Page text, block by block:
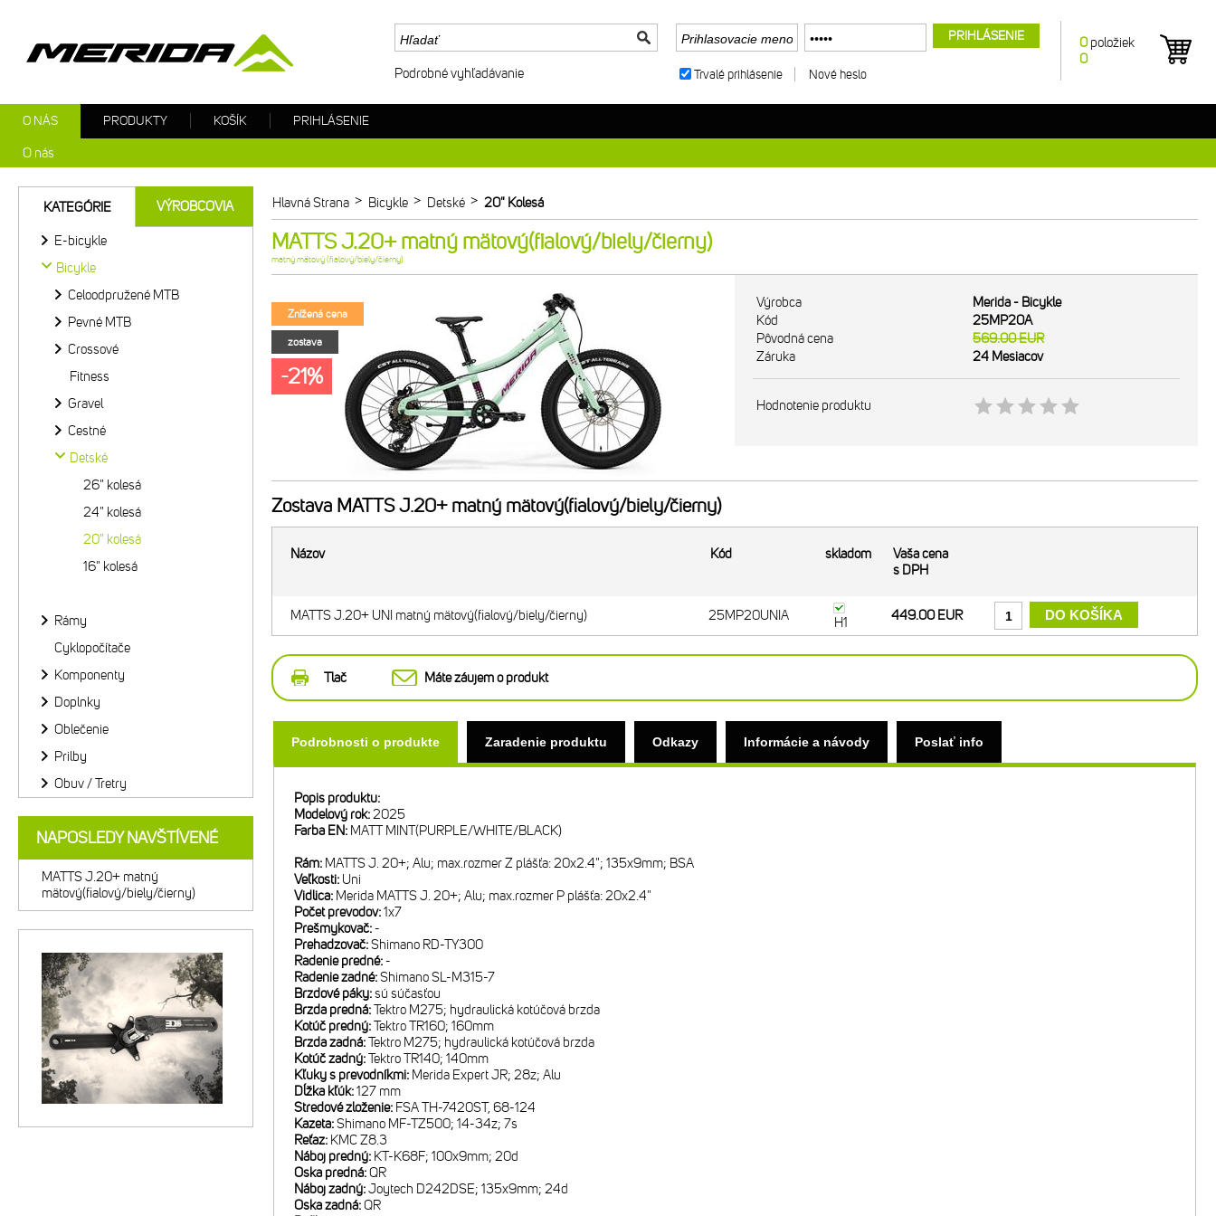
Hlavná Strana > Bicykle > Detské > 20" Kolesá
MATTS J.20+ matný mätový(fialový/biely/čierny)
matný mätový (fialový/biely/čierny)
Znížená cena
zostava
-21%
Výrobca
Merida - Bicykle
Kód
25MP20A
Pôvodná cena
569.00EUR
Záruka
24 Mesiacov
Hodnotenie produktu
Zostava MATTS J.20+ matný mätový(fialový/biely/čierny)
Názov Kód skladom
Vaša cena
s DPH
MATTS J.20+ UNI matný mätový(fialový/biely/čierny) 25MP20UNIA H1 449.00 EUR
Tlač Máte záujem o produkt
Podrobnosti o produkte Zaradenie produktu Odkazy Informácie a návody Poslať info
Popis produktu:
Modelový rok:2025
Farba EN: MATT MINT(PURPLE/WHITE/BLACK)
Rám: MATTS J. 20+; Alu; max.rozmer Z plášťa: 20x2.4"; 135x9mm; BSA
Veľkosti: Uni
Vidlica: Merida MATTS J. 20+; Alu; max.rozmer P plášťa: 20x2.4"
Počet prevodov:1x7
Prešmykovač: -
Prehadzovač:Shimano RD-TY300
Radenie predné: -
Radenie zadné:Shimano SL-M315-7
Brzdové páky:sú súčasťou
Brzda predná:Tektro M275; hydraulická kotúčová brzda
Kotúč predný:Tektro TR160; 160mm
Brzda zadná:Tektro M275; hydraulická kotúčová brzda
Kotúč zadný:Tektro TR140; 140mm
Kľuky s prevodníkmi: Merida Expert JR; 28z; Alu
Dĺžka kľúk:127 mm
Stredové zloženie: FSA TH-7420ST, 68-124
Kazeta:Shimano MF-TZ500; 14-34z; 7s
Reťaz: KMC Z8.3
Náboj predný: KT-K68F; 100x9mm; 20d
Oska predná:QR
Náboj zadný:Joytech D242DSE; 135x9mm; 24d
Oska zadná:QR
KATEGÓRIE VÝROBCOVIA
E-bicykle
Bicykle
Celoodpružené MTB
Pevné MTB
Crossové
Fitness
Gravel
Cestné
Detské
26" kolesá
24" kolesá
20" kolesá
16" kolesá
Rámy
Cyklopočítače
Komponenty
Doplnky
Oblečenie
Prilby
Obuv / Tretry
NAPOSLEDY NAVŠTÍVENÉ
MATTS J.20+ matný
mätový(fialový/biely/čierny)
Podrobné vyhľadávanie
O NÁS
O nás
PRODUKTY KOŠÍK PRIHLÁSENIE
0 položiek
0
PRIHLÁSENIE
Trvalé prihlásenie Nové heslo